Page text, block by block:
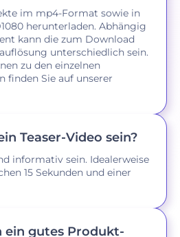
im mp4-Format sowie in
herunterladen. Abhängig
kann die zum Download
unterschiedlich sein.
zu den einzelnen
finden Sie auf unserer
Teaser-Video sein?
informativ sein. Idealerweise
15 Sekunden und einer
ein gutes Produkt-